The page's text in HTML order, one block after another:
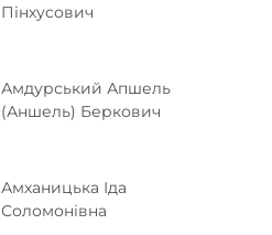
Пінхусович
Амдурський Апшель
(Аншель) Беркович
Амханицька Іда
Соломонівна